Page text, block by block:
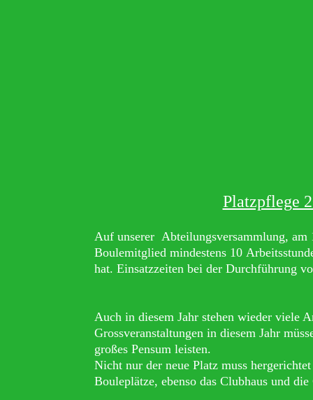
Platzpflege
Auf unserer Abteilungsversammlung, am
Boulemitglied mindestens 10
hat. Einsatzzeiten bei der Durchführung
Auch in diesem Jahr stehen wieder viele
Grossveranstaltungen in diesem Jahr
großes Pensum leisten.
Nicht nur der neue Platz muss hergerichtet
Bouleplätze, ebenso das Clubhaus und